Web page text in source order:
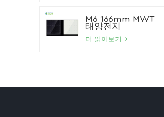
M6 166mm MWT
태양전지
더 읽어보기